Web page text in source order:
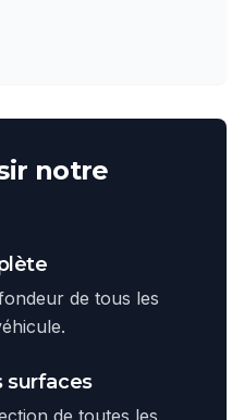
notre
de tous les
surfaces
de toutes les